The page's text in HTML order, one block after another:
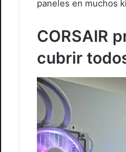
paneles en muchos
CORSAIR
cubrir